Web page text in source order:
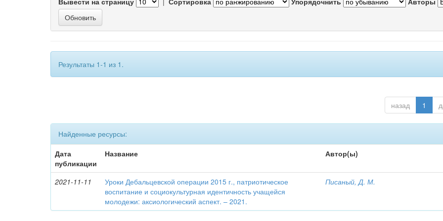
Результаты 1-1 из 1.
назад 1
Найденные ресурсы:
Дата
публикации
Название Автор(ы)
2021-11-11
Уроки Дебальцевской операции 2015 г., патриотическое
воспитание и социокультурная идентичность учащейся
молодежи: аксиологический аспект. – 2021.
Писаный, Д. М.